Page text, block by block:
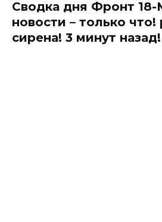
Сводка дня Фронт
новости – только
сирена! 3 минут